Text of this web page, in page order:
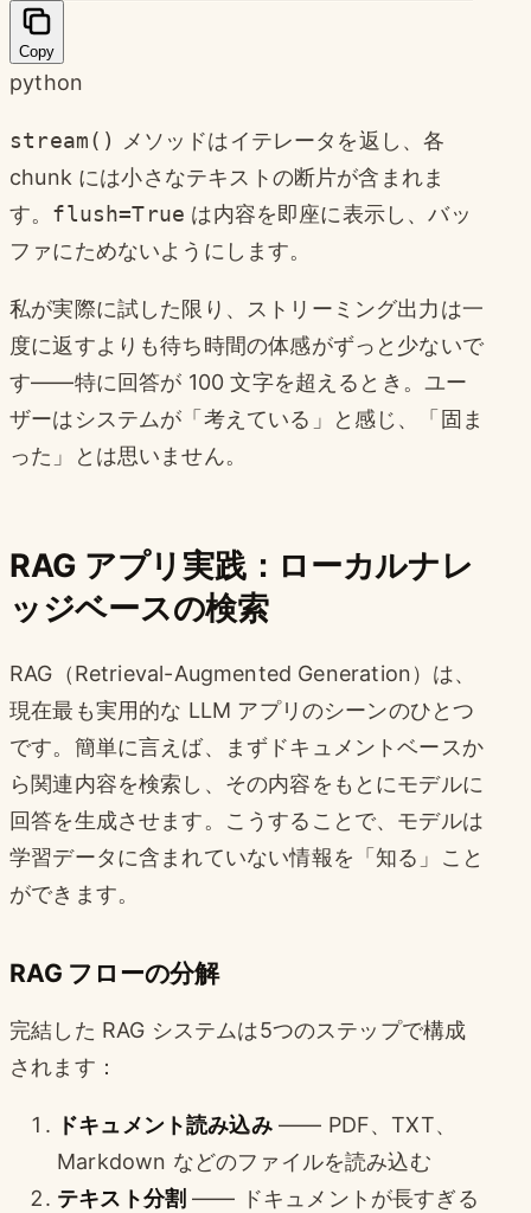
Copy
python
stream() メソッドはイテレータを返し、各
chunk には小さなテキストの断片が含まれま
す。 flush=True は内容を即座に表示し、バッ
ファにためないようにします。
私が実際に試した限り、ストリーミング出力は一
度に返すよりも待ち時間の体感がずっと少ないで
す——特に回答が 100 文字を超えるとき。ユー
ザーはシステムが「考えている」と感じ、「固ま
った」とは思いません。
RAG アプリ実践：ローカルナレ
ッジベースの検索
RAG（Retrieval-Augmented Generation）は、
現在最も実用的な LLM アプリのシーンのひとつ
です。簡単に言えば、まずドキュメントベースか
ら関連内容を検索し、その内容をもとにモデルに
回答を生成させます。こうすることで、モデルは
学習データに含まれていない情報を「知る」こと
ができます。
RAG フローの分解
完結した RAG システムは5つのステップで構成
されます：
ドキュメント読み込み—— PDF、TXT、
Markdown などのファイルを読み込む
テキスト分割 —— ドキュメントが長すぎる